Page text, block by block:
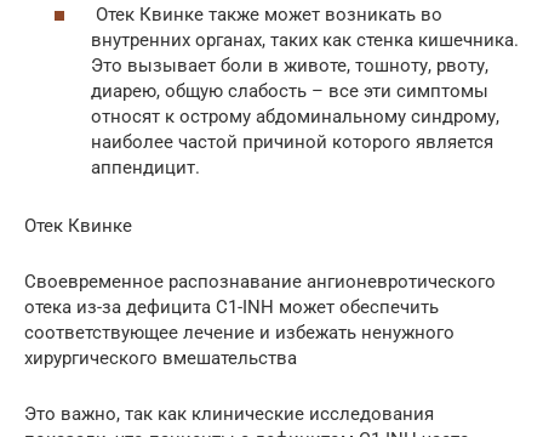
Отек Квинке также может возникать во
внутренних органах, таких как стенка кишечника.
Это вызывает боли в животе, тошноту, рвоту,
диарею, общую слабость – все эти симптомы
относят к острому абдоминальному синдрому,
наиболее частой причиной которого является
аппендицит.
Отек Квинке
Своевременное распознавание ангионевротического
отека из-за дефицита C1-INH может обеспечить
соответствующее лечение и избежать ненужного
хирургического вмешательства
Это важно, так как клинические исследования